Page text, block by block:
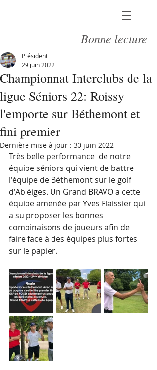
Bonne lecture
Championnat Interclubs de la
ligue Séniors 22: Roissy
l'emporte sur Béthemont et
fini premier
Président
29 juin 2022
Dernière mise à jour : 30 juin 2022
Très belle performance  de notre
équipe séniors qui vient de battre
l'équipe de Béthemont sur le golf
d'Abléiges. Un Grand BRAVO a cette
équipe amenée par Yves Flaissier qui
a su proposer les bonnes
combinaisons de joueurs afin de
faire face à des équipes plus fortes
sur le papier.